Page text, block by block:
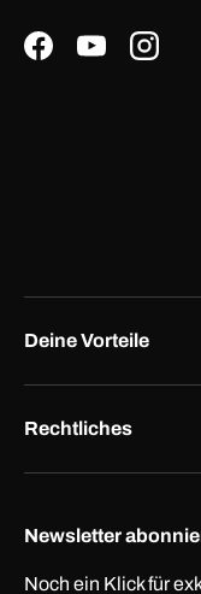
FacebookYouTube
Deine Vorteile
Rechtliches
Newsletter
Noch ein Klick für